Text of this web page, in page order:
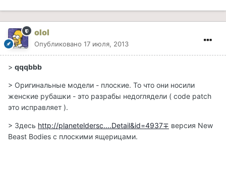
olol
Опубликовано 17 июля, 2013
> qqqbbb
> Оригинальные модели - плоские. То что они носили
женские рубашки - это разрабы недоглядели ( code patch
это исправляет ).
> Здесь http://planeteldersc....Detail&id=4937∓ версия New
Beast Bodies с плоскими ящерицами.